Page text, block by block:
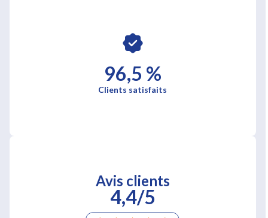
96,5 %
Clients satisfaits
Avis clients
4,4/5